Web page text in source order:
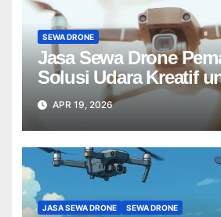
SEWA DRONE
Jasa Sewa Drone
Solusi Udara Kreatif
Anda Tanpa Batas】
APR 19, 2026
JASA SEWA DRONE SEWA DRONE